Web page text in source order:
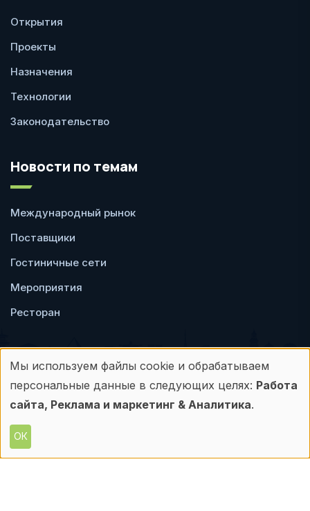
Открытия
Проекты
Назначения
Технологии
Законодательство
Новости по темам
Международный рынок
Поставщики
Гостиничные сети
Мероприятия
Ресторан
Пользовательское
соглашение
Политика
конфиденциальности
Любое использование материалов с данного
Использование
персональных
данных
и
Мы используем файлы cookie и обрабатываем
персональные данные в следующих целях: Работа
сайта, Реклама и маркетинг & Аналитика.
ОК